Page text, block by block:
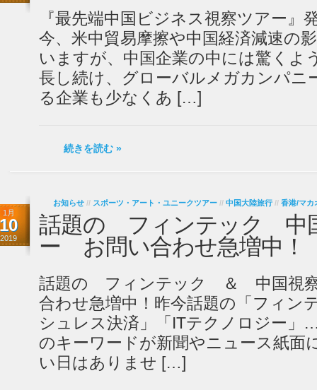
『最先端中国ビジネス視察ツアー』
今、米中貿易摩擦や中国経済減速の
いますが、中国企業の中には驚くよ
長し続け、グローバルメガカンパニ
る企業も少なくあ […]
続きを読む »
1月
10
2019
お知らせ // スポーツ・アート・ユニークツアー // 中国大陸旅行 // 香港/マカ
話題の フィンテック 中
ー お問い合わせ急増中！
話題の フィンテック ＆ 中国視
合わせ急増中！昨今話題の「フィン
シュレス決済」「ITテクノロジー
のキーワードが新聞やニュース紙面
い日はありませ […]